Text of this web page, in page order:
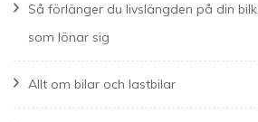
Så förlänger du livslängden på din
som lönar sig
Allt om bilar och lastbilar